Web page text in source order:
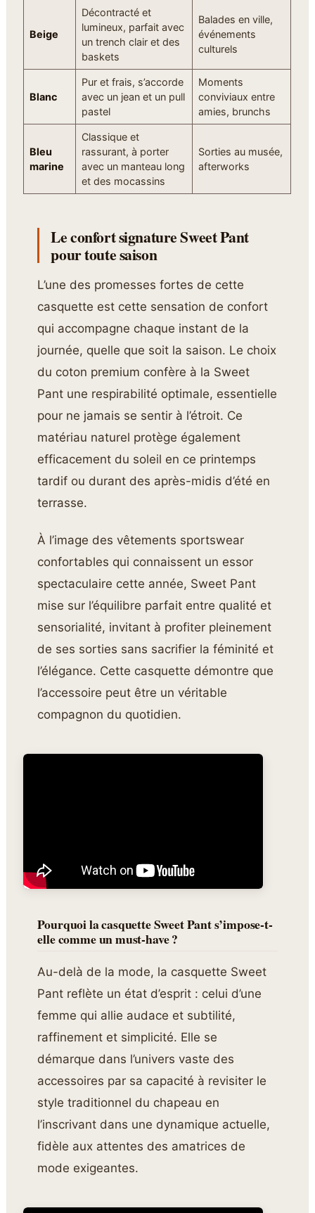
Beige
Décontracté et
lumineux, parfait avec
un trench clair et des
baskets
Balades en ville,
événements
culturels
Blanc
Pur et frais, s’accorde
avec un jean et un pull
pastel
Moments
conviviaux entre
amies, brunchs
Bleu
marine
Classique et
rassurant, à porter
avec un manteau long
et des mocassins
Sorties au musée,
afterworks
Le confort signature Sweet Pant
pour toute saison
L’une des promesses fortes de cette
casquette est cette sensation de confort
qui accompagne chaque instant de la
journée, quelle que soit la saison. Le choix
du coton premium confère à la Sweet
Pant une respirabilité optimale, essentielle
pour ne jamais se sentir à l’étroit. Ce
matériau naturel protège également
efficacement du soleil en ce printemps
tardif ou durant des après-midis d’été en
terrasse.
À l’image des vêtements sportswear
confortables qui connaissent un essor
spectaculaire cette année, Sweet Pant
mise sur l’équilibre parfait entre qualité et
sensorialité, invitant à profiter pleinement
de ses sorties sans sacrifier la féminité et
l’élégance. Cette casquette démontre que
l’accessoire peut être un véritable
compagnon du quotidien.
Pourquoi la casquette Sweet Pant s’impose-t-
elle comme un must-have ?
Au-delà de la mode, la casquette Sweet
Pant reflète un état d’esprit : celui d’une
femme qui allie audace et subtilité,
raffinement et simplicité. Elle se
démarque dans l’univers vaste des
accessoires par sa capacité à revisiter le
style traditionnel du chapeau en
l’inscrivant dans une dynamique actuelle,
fidèle aux attentes des amatrices de
mode exigeantes.